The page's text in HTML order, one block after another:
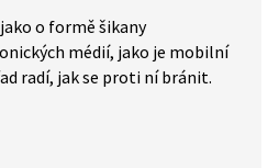
o formě šikany
médií, jako je mobilní
radí, jak se proti ní bránit.